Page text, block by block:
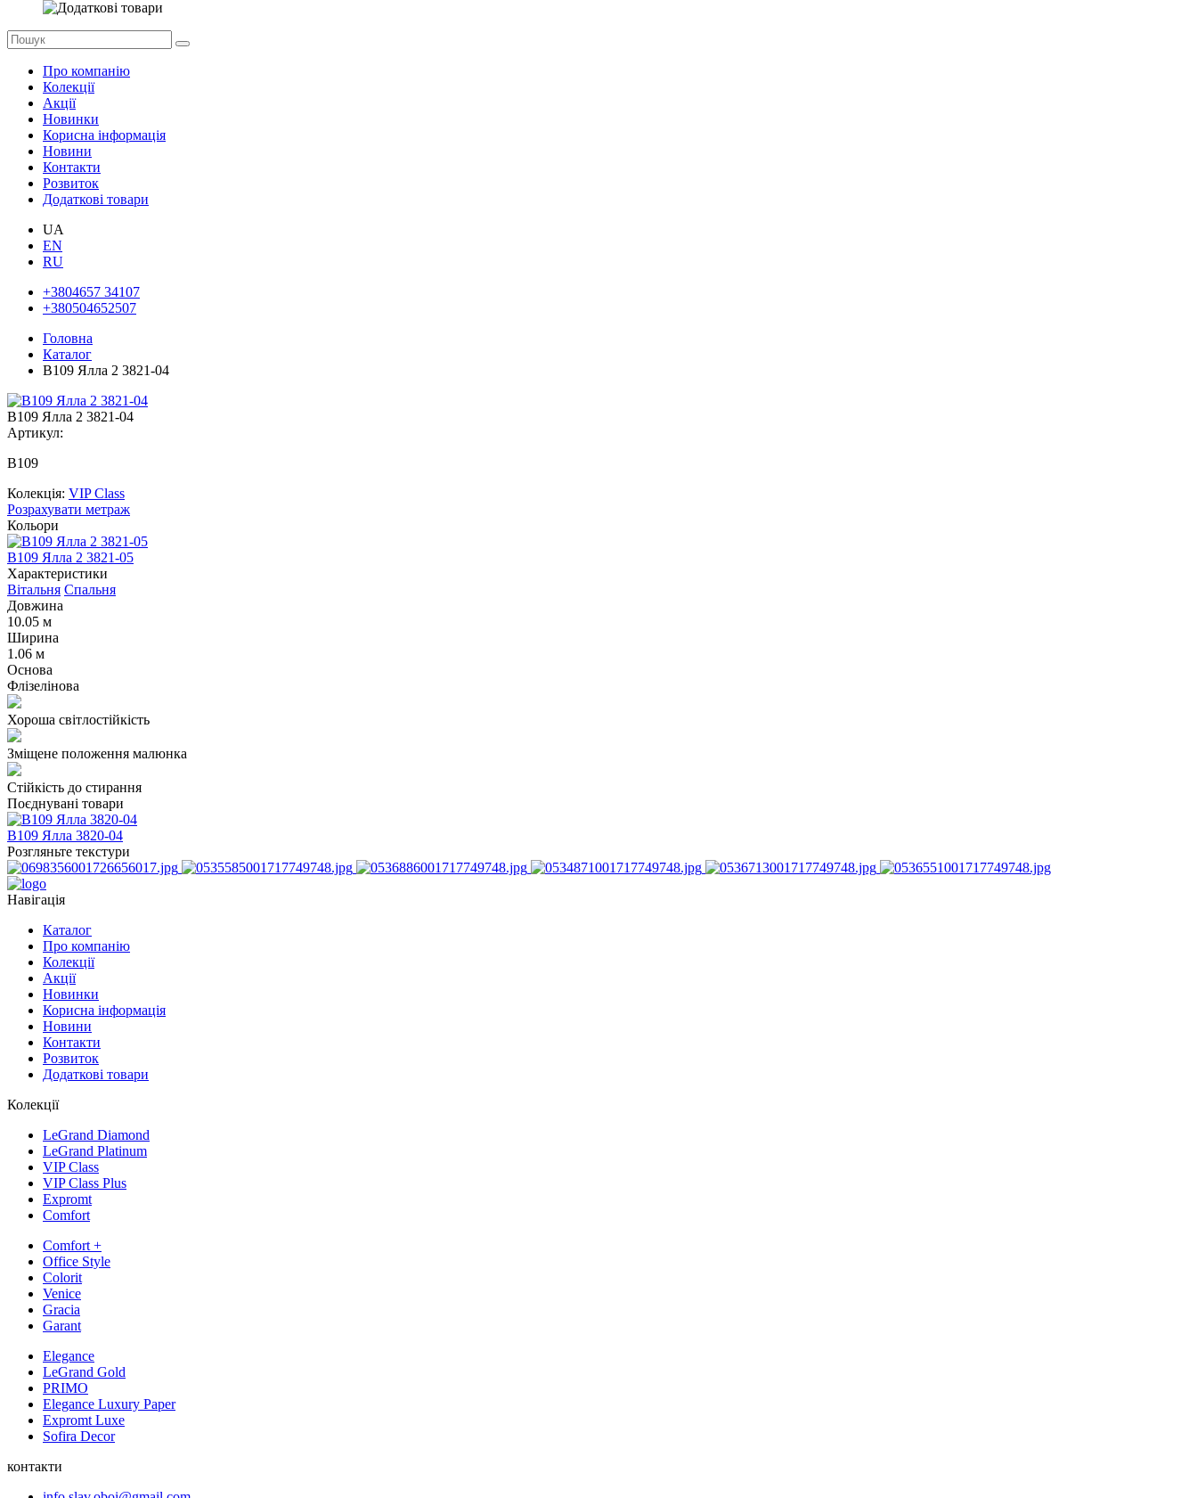
Про компанію
Колекції
Акції
Новинки
Корисна інформація
Новини
Контакти
Розвиток
Додаткові товари
UA
EN
RU
+3804657 34107
+380504652507
Головна
Каталог
В109 Ялла 2 3821-04
В109 Ялла 2 3821-04
Артикул:
В109
Колекція: VIP Class
Розрахувати метраж
Кольори
В109 Ялла 2 3821-05
Характеристики
Вітальня Спальня
Довжина
10.05 м
Ширина
1.06 м
Основа
Флізелінова
Хороша світлостійкість
Зміщене положення малюнка
Стійкість до стирання
Поєднувані товари
В109 Ялла 3820-04
Розгляньте текстури
Навігація
Каталог
Про компанію
Колекції
Акції
Новинки
Корисна інформація
Новини
Контакти
Розвиток
Додаткові товари
Колекції
LeGrand Diamond
LeGrand Platinum
VIP Class
VIP Class Plus
Expromt
Comfort
Comfort +
Office Style
Colorit
Venice
Gracia
Garant
Elegance
LeGrand Gold
PRIMO
Elegance Luxury Paper
Expromt Luxe
Sofira Decor
контакти